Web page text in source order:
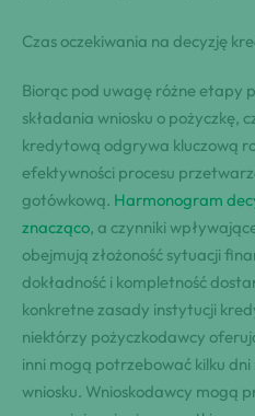
Czas oczekiwania na decyzję
Biorąc pod uwagę różne etapy
składania wniosku o pożyczkę,
kredytową odgrywa kluczową
efektywności procesu
gotówkową. Harmonogram
znacząco, a czynniki
obejmują złożoność sytuacji
dokładność i kompletność
konkretne zasady instytucji
niektórzy pożyczkodawcy
inni mogą potrzebować kilku
wniosku. Wnioskodawcy mogą